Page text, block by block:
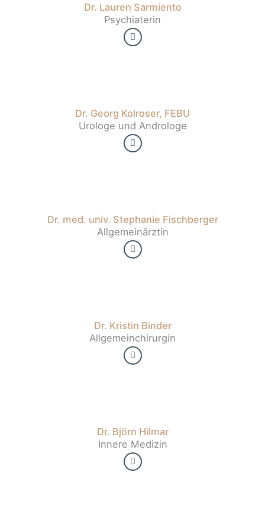
Dr. Lauren Sarmiento
Psychiaterin
Dr. Georg Kolroser, FEBU
Urologe und Androloge
Dr. med. univ. Stephanie Fischberger
Allgemeinärztin
Dr. Kristin Binder
Allgemeinchirurgin
Dr. Björn Hilmar
Innere Medizin